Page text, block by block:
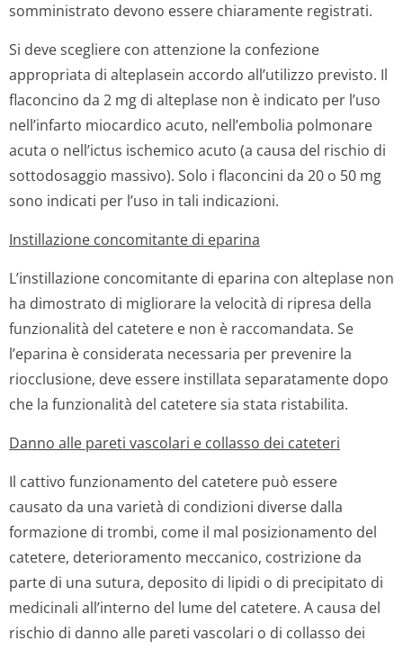
somministrato devono essere chiaramente registrati.
Si deve scegliere con attenzione la confezione
appropriata di alteplasein accordo all’utilizzo previsto. Il
flaconcino da 2 mg di alteplase non è indicato per l’uso
nell’infarto miocardico acuto, nell’embolia polmonare
acuta o nell’ictus ischemico acuto (a causa del rischio di
sottodosaggio massivo). Solo i flaconcini da 20 o 50 mg
sono indicati per l’uso in tali indicazioni.
Instillazione concomitante di eparina
L’instillazione concomitante di eparina con alteplase non
ha dimostrato di migliorare la velocità di ripresa della
funzionalità del catetere e non è raccomandata. Se
l’eparina è considerata necessaria per prevenire la
riocclusione, deve essere instillata separatamente dopo
che la funzionalità del catetere sia stata ristabilita.
Danno alle pareti vascolari e collasso dei cateteri
Il cattivo funzionamento del catetere può essere
causato da una varietà di condizioni diverse dalla
formazione di trombi, come il mal posizionamento del
catetere, deterioramento meccanico, costrizione da
parte di una sutura, deposito di lipidi o di precipitato di
medicinali all’interno del lume del catetere. A causa del
rischio di danno alle pareti vascolari o di collasso dei